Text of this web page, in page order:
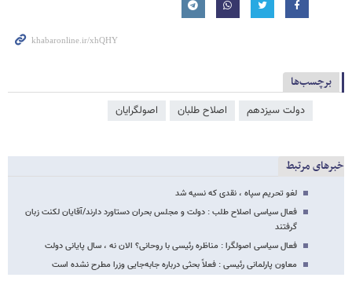
برچسب‌ها
دولت سیزدهم اصلاح طلبان اصولگرایان
خبرهای مرتبط
لغو تحریم سپاه ، نقدی که نسیه شد
فعال سیاسی اصلاح طلب : دولت‌ و مجلس بحران دستاورد دارند/آقایان لکنت زبان
گرفتند
فعال سیاسی اصولگرا : مناظره رئیسی با روحانی؟ الان نه ، سال پایانی دولت
معاون پارلمانی رئیسی : فعلاً بحثی درباره جابه‌جایی وزرا مطرح نشده است